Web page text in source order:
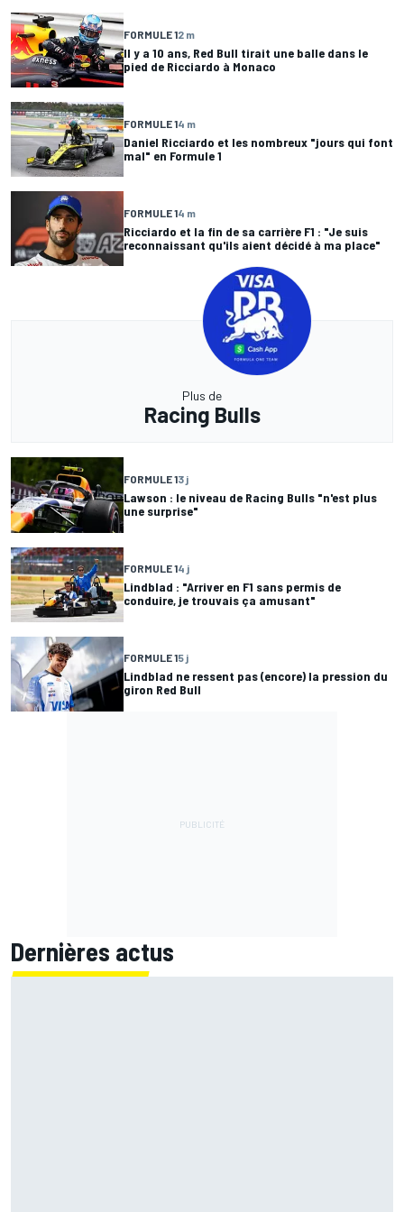
FORMULE 12 m
Il y a 10 ans, Red Bull tirait une balle dans le
pied de Ricciardo à Monaco
FORMULE 14 m
Daniel Ricciardo et les nombreux "jours qui font
mal" en Formule 1
FORMULE 14 m
Ricciardo et la fin de sa carrière F1 : "Je suis
reconnaissant qu'ils aient décidé à ma place"
Plus de
Racing Bulls
FORMULE 13 j
Lawson : le niveau de Racing Bulls "n'est plus
une surprise"
FORMULE 14 j
Lindblad : "Arriver en F1 sans permis de
conduire, je trouvais ça amusant"
FORMULE 15 j
Lindblad ne ressent pas (encore) la pression du
giron Red Bull
Dernières actus